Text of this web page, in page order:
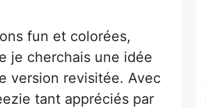
fun et colorées,
je cherchais une idée
version revisitée. Avec
tant appréciés par